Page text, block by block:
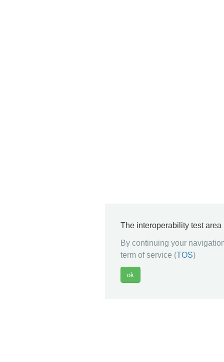
The interoperability test
By continuing your
term of service (TOS)